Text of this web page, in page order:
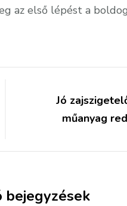
az első lépést a
Jó
műanyag
bejegyzések